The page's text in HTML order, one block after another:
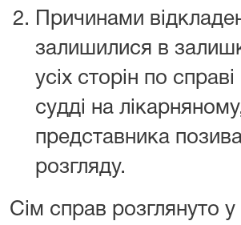
Причинами
залишилися в
усіх сторін по
судді на
представника
розгляду.
Сім справ розглянуто